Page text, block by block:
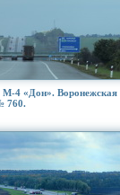
М-4 «Дон». Воронежская
760.